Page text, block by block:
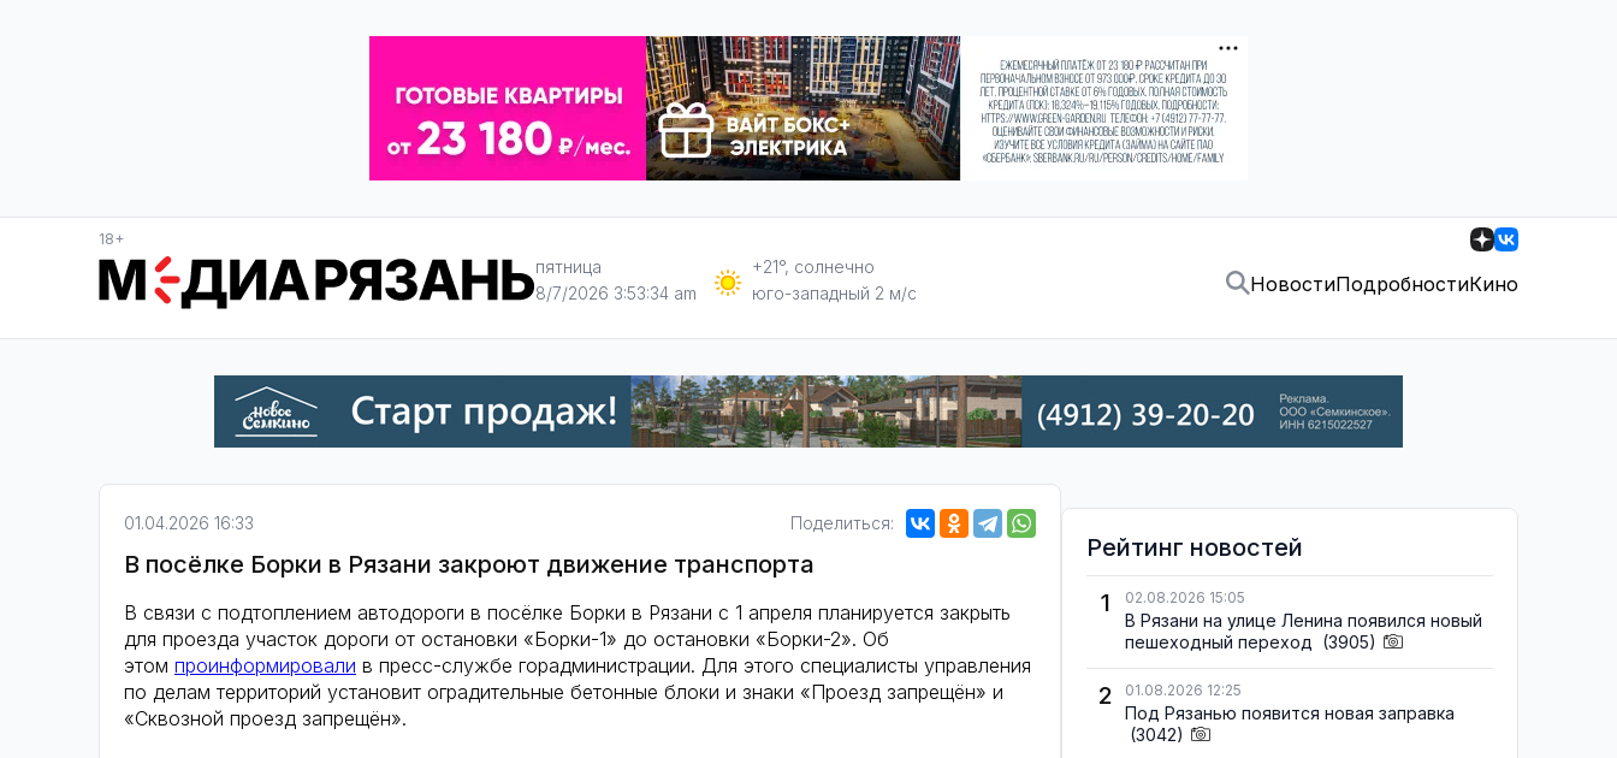
18+
пятница
8/7/2026 3:53:35 am
+21°, солнечно
юго-западный 2 м/с
НовостиПодробностиКино
01.04.2026 16:33 Поделиться:
В посёлке Борки в Рязани закроют движение транспорта
В связи с подтоплением автодороги в посёлке Борки в Рязани с 1 апреля планируется закрыть
для проезда участок дороги от остановки «Борки-1» до остановки «Борки-2». Об
этом проинформировали в пресс-службе горадминистрации. Для этого специалисты управления
по делам территорий установит оградительные бетонные блоки и знаки «Проезд запрещён» и
«Сквозной проезд запрещён».
Рейтинг новостей
1
02.08.2026 15:05
В Рязани на улице Ленина появился новый
пешеходный переход (3905)
2 01.08.2026 12:25
Под Рязанью появится новая заправка
(3042)